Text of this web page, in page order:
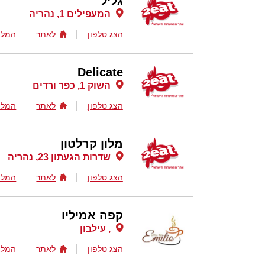
המעפילים 1, נהריה
הצג טלפון לאתר
Delicate
השוק 1, כפר ורדים
הצג טלפון לאתר
מלון קרלטון
שדרות הגעתון 23, נהריה
הצג טלפון לאתר
קפה אמיליו
, עילבון
הצג טלפון לאתר